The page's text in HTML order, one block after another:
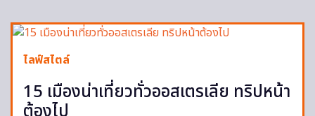
ไลฟ์สไตล์
15 เมืองน่าเที่ยวทั่วออสเตรเลีย ทริปหน้า